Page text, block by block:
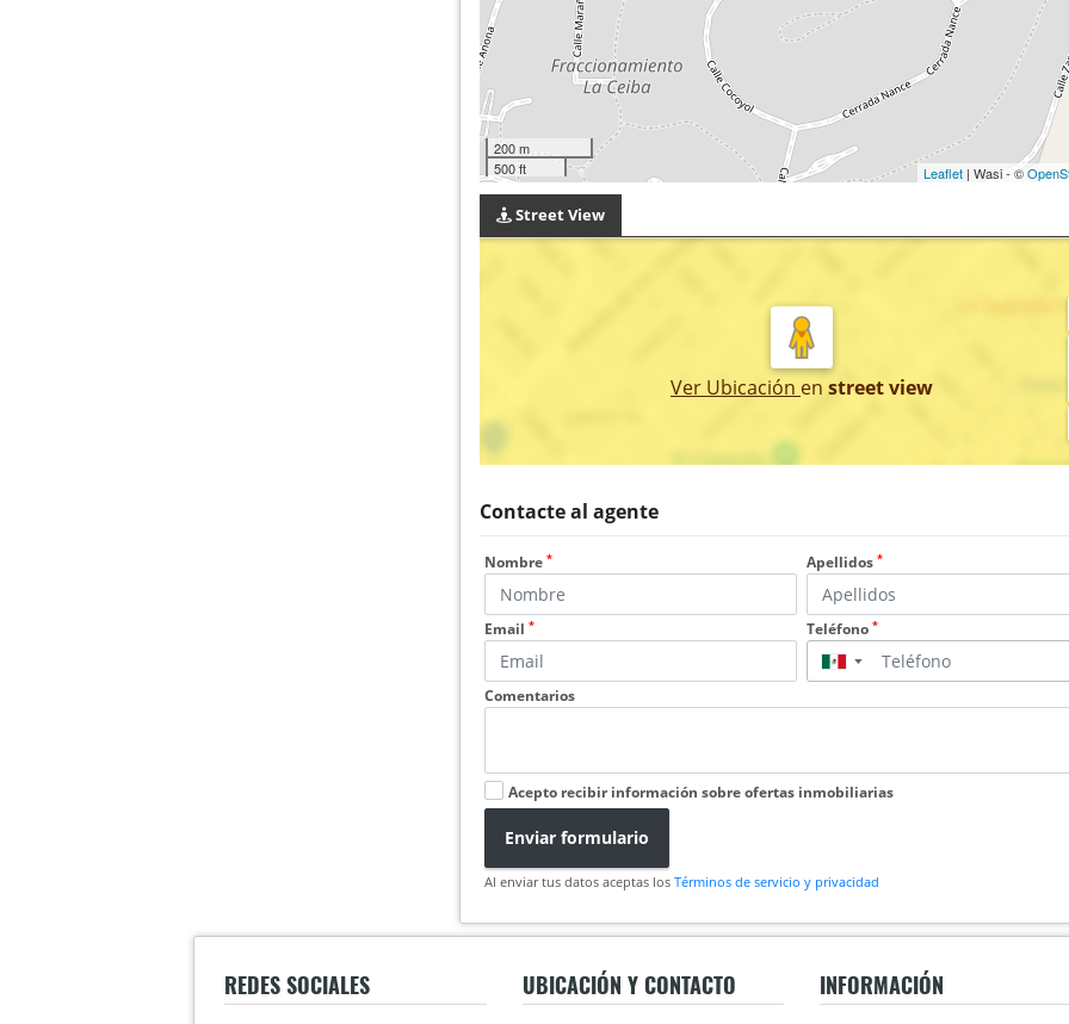
200 m
500 ft
Leaflet| Wasi - ©
Street View
Ver Ubicación en street view
Contacte al agente
Nombre * Apellidos *
Email * Teléfono *
▼
Comentarios
Acepto recibir información sobre ofertas inmobiliarias
Enviar formulario
Al enviar tus datos aceptas los Términos de servicio y privacidad
REDES SOCIALES UBICACIÓN Y CONTACTO INFORMACIÓN